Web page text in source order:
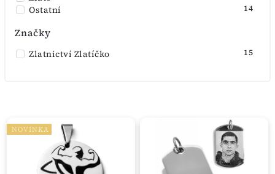
Ostatní 14
Značky
Zlatnictví Zlatíčko 15
NOVINKA